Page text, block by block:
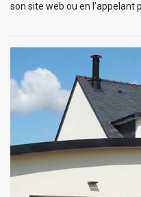
son site web ou en l’appelant